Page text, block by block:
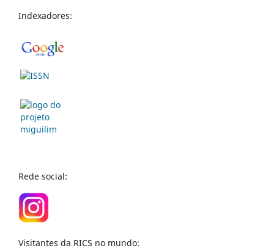
Indexadores:
Rede social:
Visitantes da RICS no mundo: